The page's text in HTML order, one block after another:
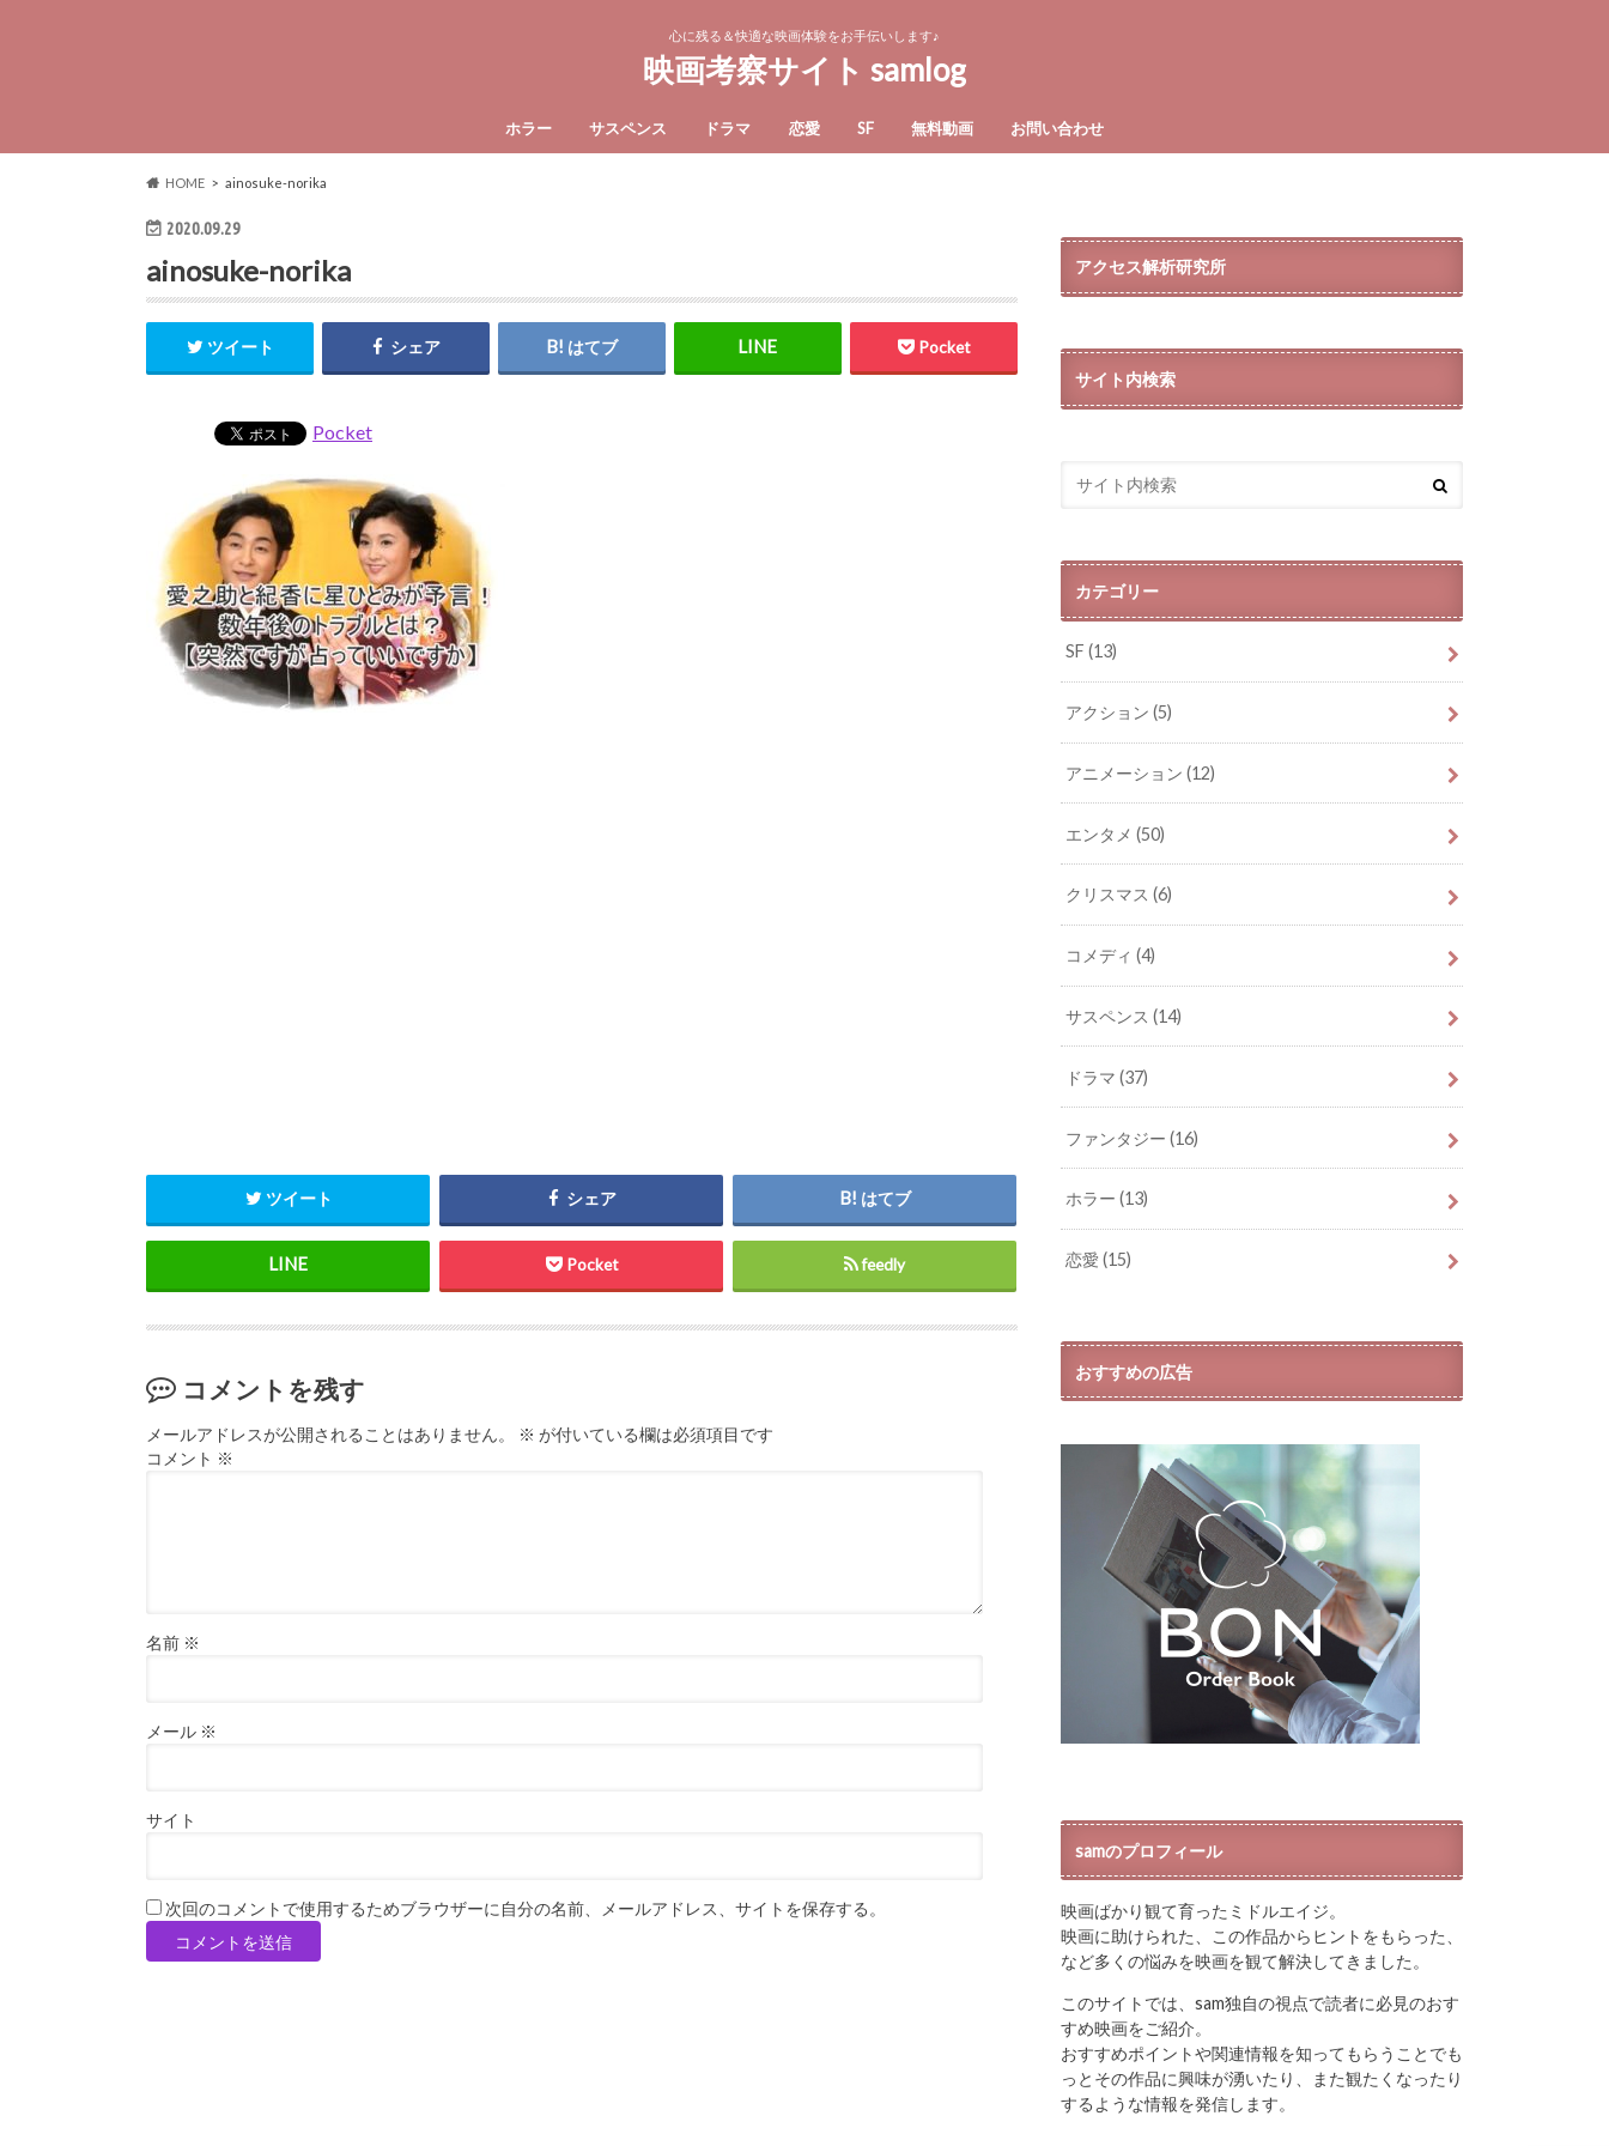
心に残る＆快適な映画体験をお手伝いします♪
映画考察サイト samlog
ホラー サスペンス ドラマ 恋愛 SF 無料動画 お問い合わせ
HOME ainosuke-norika
2020.09.29
ainosuke-norika
ツイート シェア はてブ Pocket
Pocket
ツイート シェア はてブ
Pocket feedly
コメントを残す
メールアドレスが公開されることはありません。 ※ が付いている欄は必須項目です
コメント ※
名前 ※
メール ※
サイト
次回のコメントで使用するためブラウザーに自分の名前、メールアドレス、サイトを保存する。
アクセス解析研究所
サイト内検索
カテゴリー
SF(13)
アクション(5)
アニメーション(12)
エンタメ(50)
クリスマス(6)
コメディ(4)
サスペンス(14)
ドラマ(37)
ファンタジー(16)
ホラー(13)
恋愛(15)
おすすめの広告
samのプロフィール
映画ばかり観て育ったミドルエイジ。
映画に助けられた、この作品からヒントをもらった、
など多くの悩みを映画を観て解決してきました。
このサイトでは、sam独自の視点で読者に必見のおす
すめ映画をご紹介。
おすすめポイントや関連情報を知ってもらうことでも
っとその作品に興味が湧いたり、また観たくなったり
するような情報を発信します。